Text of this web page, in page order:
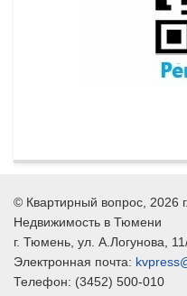
© Квартирный вопрос , 2026 г.
Недвижимость в Тюмени
г. Тюмень , ул. А.Логунова,
Электронная почта:
Телефон: (3452) 500-010